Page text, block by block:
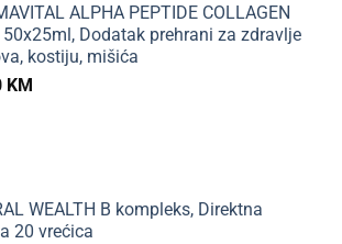
ALPHA PEPTIDE COLLAGEN
50x25ml, Dodatak prehrani za zdravlje
kostiju, mišića
KM
WEALTH B kompleks, Direktna
20 vrećica